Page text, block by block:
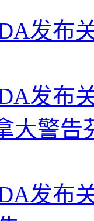
发布
发布
大警告
发布